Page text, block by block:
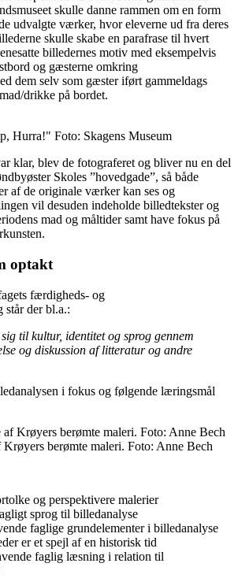
skulle danne rammen om en form
udvalgte værker, hvor eleverne ud fra deres
skulle skabe en parafrase til hvert
billedernes motiv med eksempelvis
og gæsterne omkring
dem selv som gæster iført gammeldags
drikke på bordet.
Hurra!" Foto: Skagens Museum
klar, blev de fotograferet og bliver nu en del
Skoles ”hovedgade”, så både
af de originale værker kan ses og
vil desuden indeholde billedtekster og
mad og måltider samt have fokus på
optakt
færdigheds- og
står der bl.a.:
til kultur, identitet og sprog gennem
og diskussion af litteratur og andre
i fokus og følgende læringsmål
Krøyers berømte maleri. Foto: Anne Bech
og perspektivere malerier
sprog til billedanalyse
faglige grundelementer i billedanalyse
er et spejl af en historisk tid
faglig læsning i relation til